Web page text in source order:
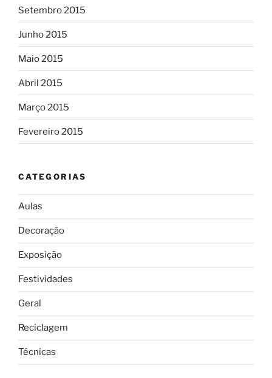
Setembro 2015
Junho 2015
Maio 2015
Abril 2015
Março 2015
Fevereiro 2015
CATEGORIAS
Aulas
Decoração
Exposição
Festividades
Geral
Reciclagem
Técnicas